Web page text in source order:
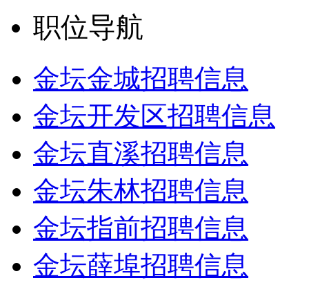
职位导航
金坛金城招聘信息
金坛开发区招聘信息
金坛直溪招聘信息
金坛朱林招聘信息
金坛指前招聘信息
金坛薛埠招聘信息